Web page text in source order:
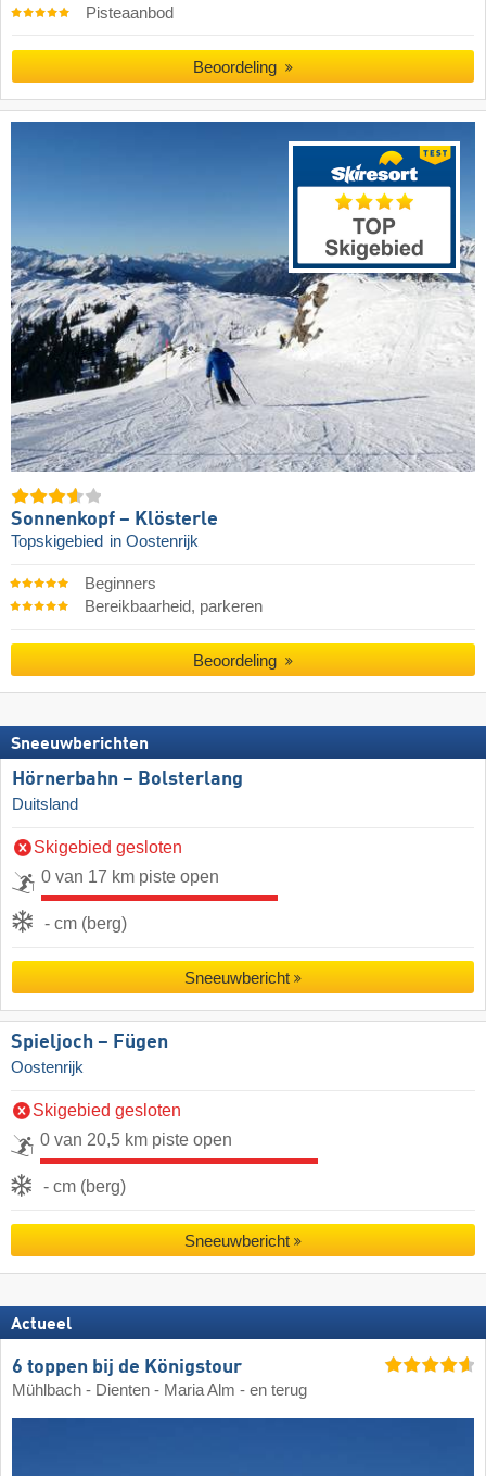
Pisteaanbod
Beoordeling
Sonnenkopf – Klösterle
Topskigebied in Oostenrijk
Beginners
Bereikbaarheid, parkeren
Beoordeling
Sneeuwberichten
Hörnerbahn – Bolsterlang
Duitsland
Skigebied gesloten
0 van 17 km piste open
- cm (berg)
Sneeuwbericht
Spieljoch – Fügen
Oostenrijk
Skigebied gesloten
0 van 20,5 km piste open
- cm (berg)
Sneeuwbericht
Actueel
6 toppen bij de Königstour
Mühlbach - Dienten - Maria Alm - en terug